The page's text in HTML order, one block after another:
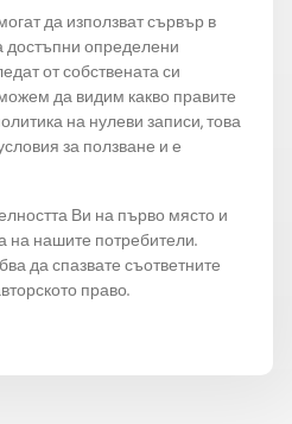
да използват сървър в
достъпни определени
от собствената си
да видим какво правите
на нулеви записи, това
за ползване и е
Ви на първо място и
на нашите потребители.
да спазвате съответните
право.